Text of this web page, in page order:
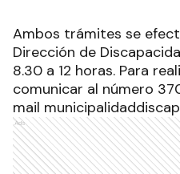
Ambos trámites se
Dirección de
8.30 a 12 horas. Para
comunicar al número
mail
Ads